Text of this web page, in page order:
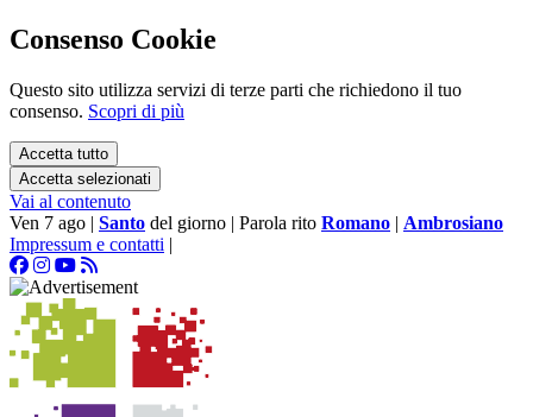
Consenso Cookie
Questo sito utilizza servizi di terze parti che richiedono il tuo
consenso. Scopri di più
Accetta tutto
Accetta selezionati
Vai al contenuto
Ven 7 ago | Santo del giorno | Parola rito Romano | Ambrosiano
Impressum e contatti |